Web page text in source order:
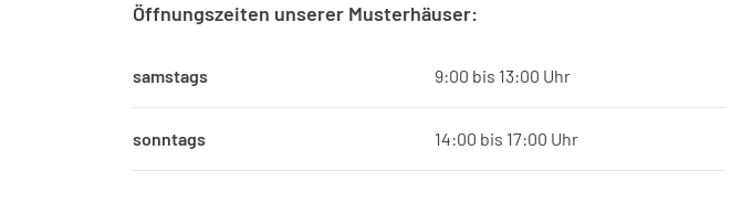
Öffnungszeiten unserer Musterhäuser:
samstags 9:00 bis 13:00 Uhr
sonntags 14:00 bis 17:00 Uhr